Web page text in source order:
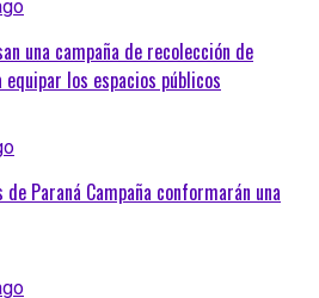
una campaña de recolección de
los espacios públicos
Paraná Campaña conformarán una